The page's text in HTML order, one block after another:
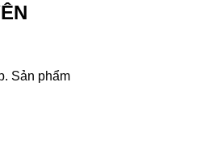
Sản phẩm